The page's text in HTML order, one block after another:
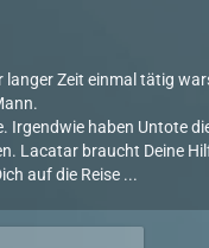
langer Zeit einmal tätig
Irgendwie haben Untote
Lacatar braucht Deine
auf die Reise ...